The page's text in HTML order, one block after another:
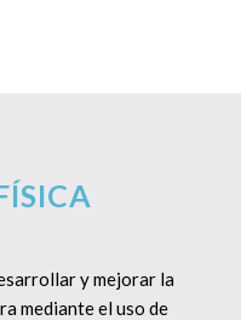
y mejorar la
mediante el uso de